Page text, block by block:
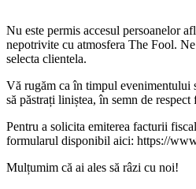
Nu este permis accesul persoanelor
nepotrivite cu atmosfera The Fool.
selecta clientela.
Vă rugăm ca în timpul evenimentului
să păstrați liniștea, în semn de
Pentru a solicita emiterea facturii
formularul disponibil aici: https://
Mulțumim că ai ales să râzi cu noi!